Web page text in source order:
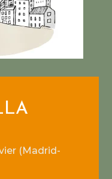
(Madrid-